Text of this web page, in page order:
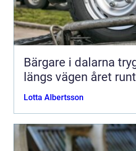
Bärgare i dalarna trygg hjälp
längs vägen året runt
Lotta Albertsson